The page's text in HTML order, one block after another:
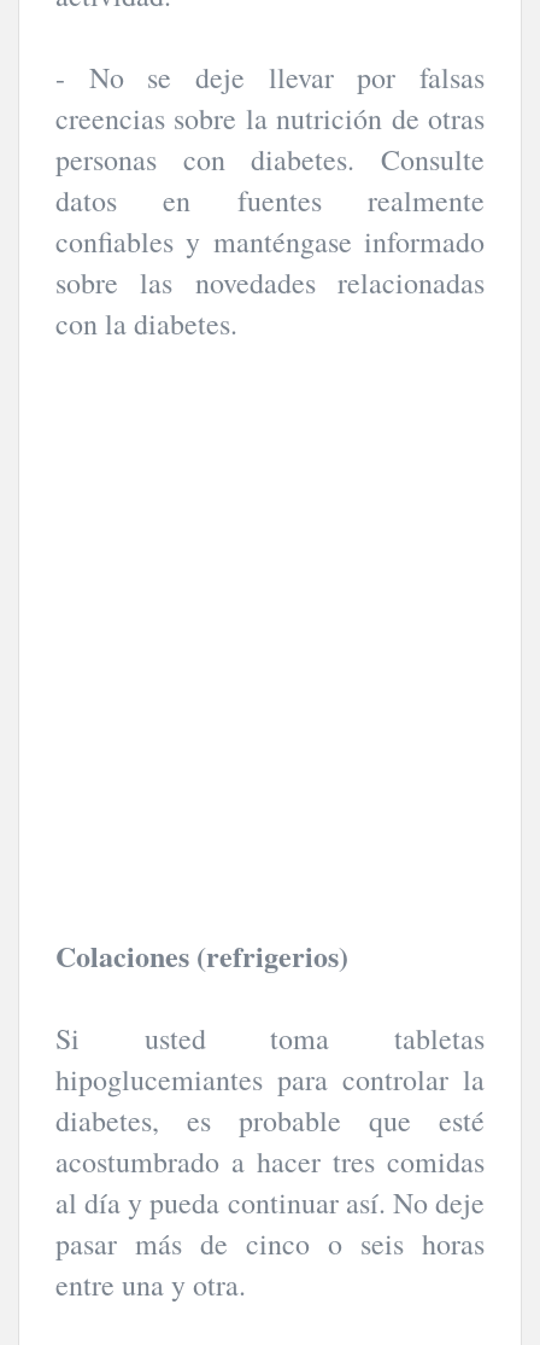
- No se deje llevar por falsas
creencias sobre la nutrición de otras
personas con diabetes. Consulte
datos en fuentes realmente
confiables y manténgase informado
sobre las novedades relacionadas
con la diabetes.
Colaciones (refrigerios)
Si usted toma tabletas
hipoglucemiantes para controlar la
diabetes, es probable que esté
acostumbrado a hacer tres comidas
al día y pueda continuar así. No deje
pasar más de cinco o seis horas
entre una y otra.